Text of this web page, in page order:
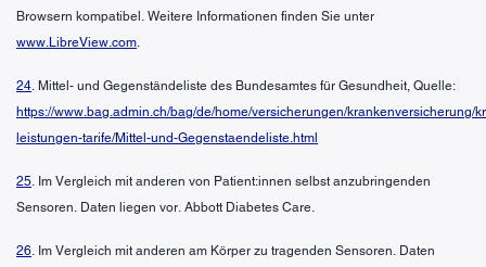
Browsern kompatibel. Weitere Informationen finden Sie unter
www.LibreView.com.
24. Mittel- und Gegenständeliste des Bundesamtes für Gesundheit, Quelle:
https://www.bag.admin.ch/bag/de/home/versicherungen/krankenversicherung/
leistungen-tarife/Mittel-und-Gegenstaendeliste.html
25. Im Vergleich mit anderen von Patient:innen selbst anzubringenden
Sensoren. Daten liegen vor. Abbott Diabetes Care.
26. Im Vergleich mit anderen am Körper zu tragenden Sensoren. Daten